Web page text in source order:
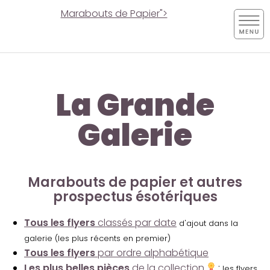
Marabouts de Papier">
La Grande
Galerie
Marabouts de papier et autres
prospectus ésotériques
Tous les flyers classés par date d'ajout dans la
galerie (les plus récents en premier)
Tous les flyerspar ordre alphabétique